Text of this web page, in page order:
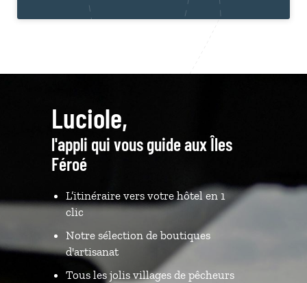
Luciole,
l'appli qui vous guide aux Îles
Féroé
L’itinéraire vers votre hôtel en 1
clic
Notre sélection de boutiques
d'artisanat
Tous les jolis villages de pêcheurs